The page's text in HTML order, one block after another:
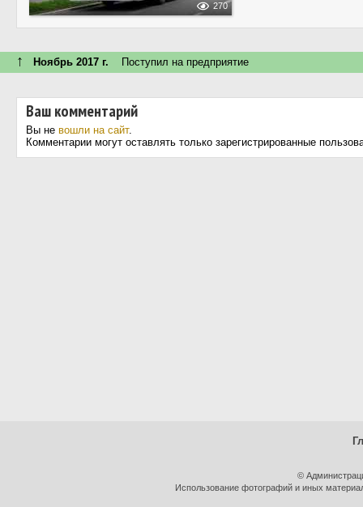
270
↑ Ноябрь 2017 г. Поступил на предприятие
Ваш комментарий
Вы не вошли на сайт.
Комментарии могут оставлять только зарегистрированные
©
Использование фотографий и иных